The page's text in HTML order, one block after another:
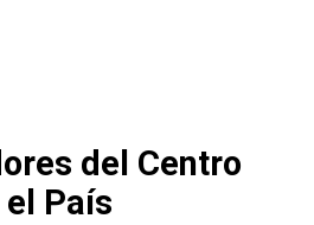
del Centro
el País